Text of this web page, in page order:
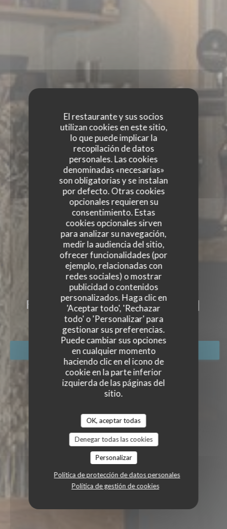
El restaurante y sus socios
utilizan cookies en este sitio,
lo que puede implicar la
recopilación de datos
personales. Las cookies
denominadas «necesarias»
son obligatorias y se instalan
por defecto. Otras cookies
opcionales requieren su
consentimiento. Estas
cookies opcionales sirven
para analizar su navegación,
medir la audiencia del sitio,
ofrecer funcionalidades (por
ejemplo, relacionadas con
redes sociales) o mostrar
publicidad o contenidos
personalizados. Haga clic en
'Aceptar todo', 'Rechazar
todo' o 'Personalizar' para
gestionar sus preferencias.
Puede cambiar sus opciones
en cualquier momento
haciendo clic en el icono de
cookie en la parte inferior
izquierda de las páginas del
sitio.
OK, aceptar todas
Denegar todas las cookies
Personalizar
Política de protección de datos personales
Política de gestión de cookies
KESSECET
KESSECET
RESTAURANT, CAVE ET BAR A VINS |
NANTES
RESERVAR UNA MESA